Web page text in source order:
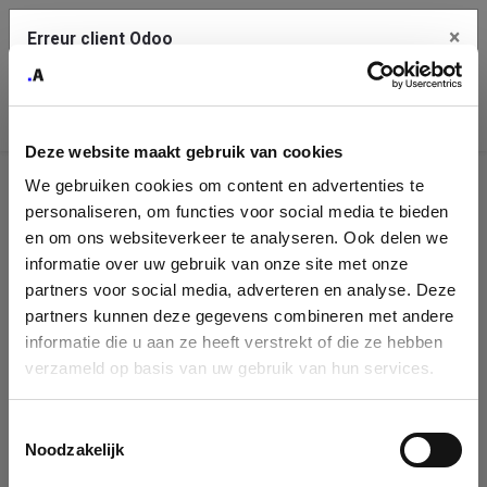
Deze website maakt gebruik van cookies
We gebruiken cookies om content en advertenties te
personaliseren, om functies voor social media te bieden
en om ons websiteverkeer te analyseren. Ook delen we
informatie over uw gebruik van onze site met onze
partners voor social media, adverteren en analyse. Deze
partners kunnen deze gegevens combineren met andere
informatie die u aan ze heeft verstrekt of die ze hebben
verzameld op basis van uw gebruik van hun services.
Noodzakelijk
Identification
de
l'entreprise
Please fill in your company details
form. If you don't find your company in our database, you can create
a new company record with the button below.
Erreur client Odoo ×
Une erreur s'est produite
Utilisez le bouton Copier pour reporter cette erreur à votre
service de support.
Voir les détails
Ok